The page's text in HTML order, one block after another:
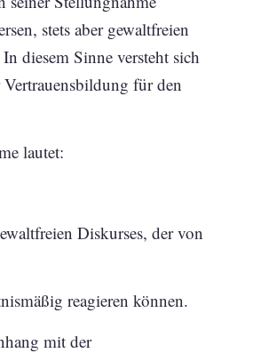
stets aber gewaltfreien
diesem Sinne versteht sich
für den
lautet:
Diskurses, der von
reagieren können.
mit der